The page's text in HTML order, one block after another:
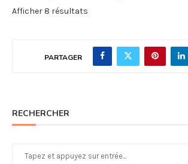
Afficher 8 résultats
PARTAGER
RECHERCHER